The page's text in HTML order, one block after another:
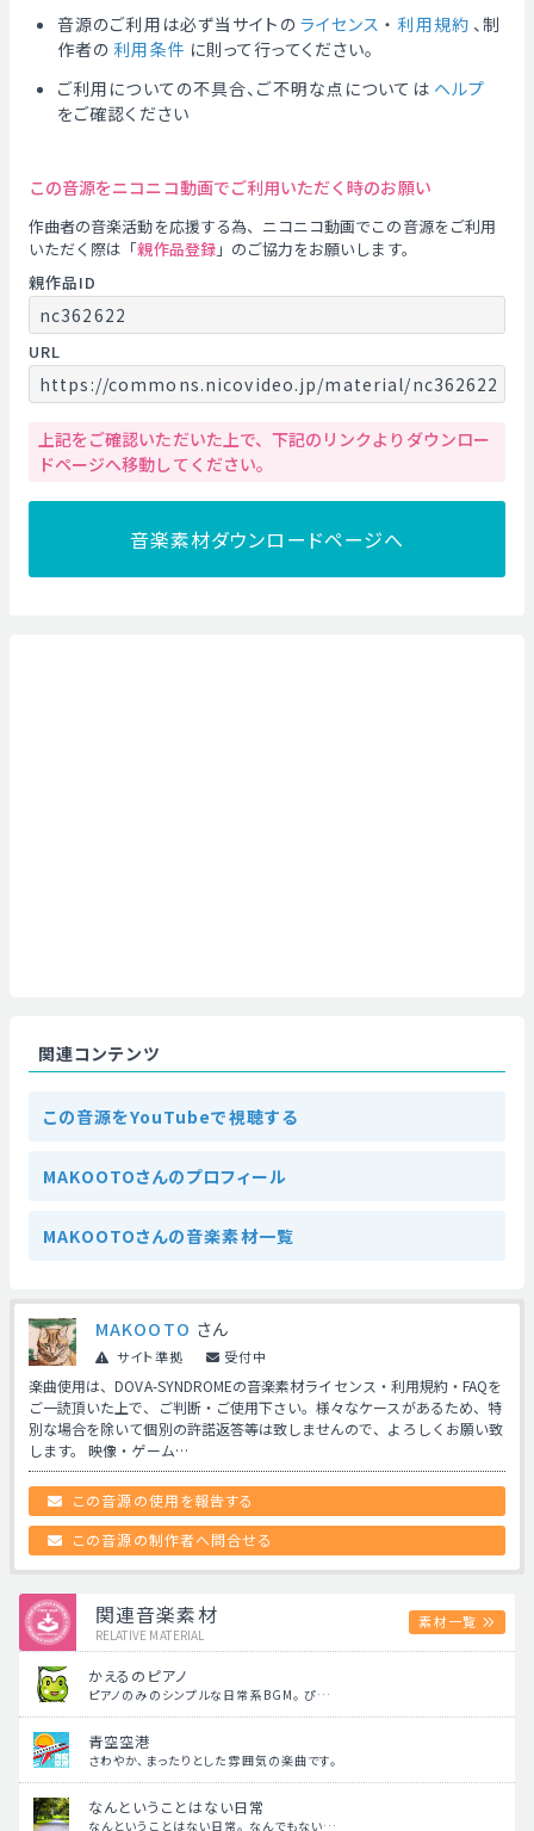
音源のご利用は必ず当サイトの ライセンス ・ 利用規約 、制
作者の 利用条件 に則って行ってください。
ご利用についての不具合、ご不明な点については ヘルプ
をご確認ください
この音源をニコニコ動画でご利用いただく時のお願い
作曲者の音楽活動を応援する為、ニコニコ動画でこの音源をご利用
いただく際は「親作品登録」のご協力をお願いします。
親作品ID
nc362622
URL
https://commons.nicovideo.jp/material/nc362622
上記をご確認いただいた上で、下記のリンクよりダウンロー
ドページへ移動してください。
音楽素材ダウンロードページへ
関連コンテンツ
この音源をYouTubeで視聴する
MAKOOTOさんのプロフィール
MAKOOTOさんの音楽素材一覧
MAKOOTO さん
サイト準拠 受付中
楽曲使用は、DOVA-SYNDROMEの音楽素材ライセンス・利用規約・FAQを
ご一読頂いた上で、ご判断・ご使用下さい。様々なケースがあるため、特
別な場合を除いて個別の許諾返答等は致しませんので、よろしくお願い致
します。 映像・ゲーム…
この音源の使用を報告する
この音源の制作者へ問合せる
関連音楽素材
RELATIVE MATERIAL
素材一覧
かえるのピアノ
ピアノのみのシンプルな日常系BGM。 ぴ…
青空空港
さわやか、まったりとした雰囲気の楽曲です。
なんということはない日常
なんということはない日常。 なんでもない…